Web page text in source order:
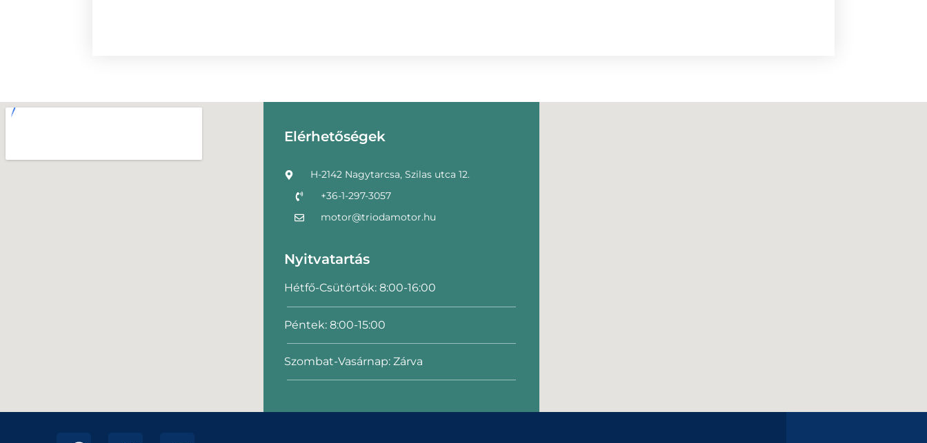
Elérhetőségek
H-2142 Nagytarcsa, Szilas utca 12.
+36-1-297-3057
motor@triodamotor.hu
Nyitvatartás
Hétfő-Csütörtök: 8:00-16:00
Péntek: 8:00-15:00
Szombat-Vasárnap: Zárva